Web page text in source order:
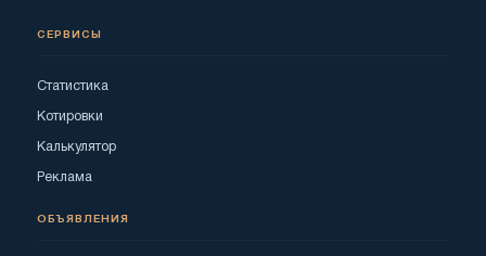
СЕРВИСЫ
Статистика
Котировки
Калькулятор
Реклама
ОБЪЯВЛЕНИЯ